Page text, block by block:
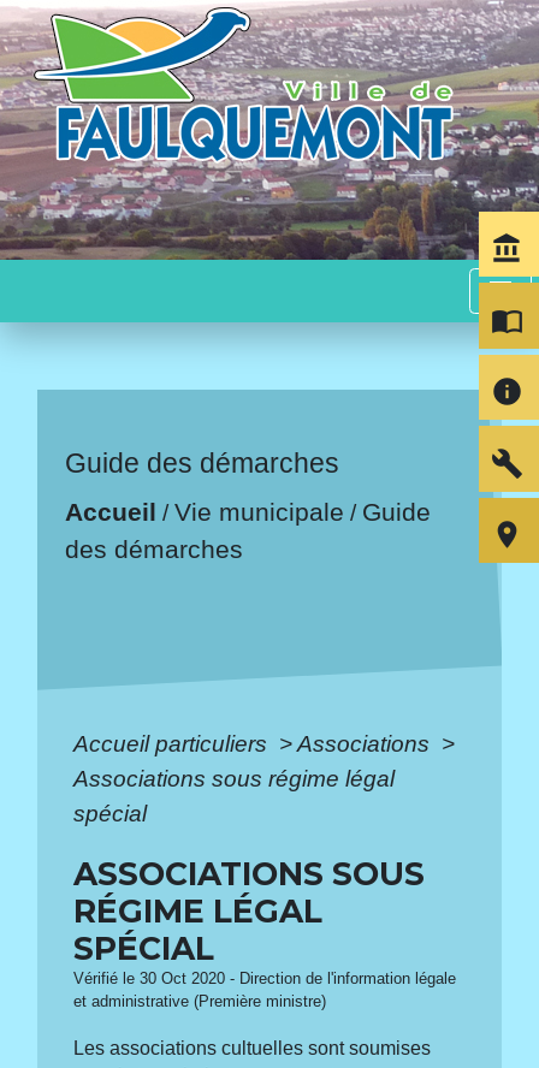
menu
Guide des démarches
Accueil /Vie municipale / Guide
des démarches
Accueil particuliers >Associations >
Associations sous régime légal
spécial
ASSOCIATIONS SOUS
RÉGIME LÉGAL
SPÉCIAL
Vérifié le 30 Oct 2020 - Direction de l'information légale
et administrative (Première ministre)
Les associations cultuelles sont soumises
account_balance
import_contacts
info
build
room